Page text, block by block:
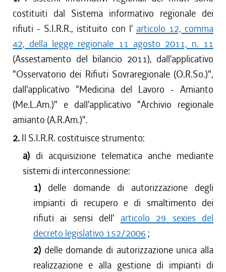
costituiti dal Sistema informativo regionale dei
rifiuti - S.I.R.R., istituito con l' articolo 12, comma
42, della legge regionale 11 agosto 2011, n. 11
(Assestamento del bilancio 2011), dall'applicativo
"Osservatorio dei Rifiuti Sovraregionale (O.R.So.)",
dall'applicativo "Medicina del Lavoro - Amianto
(Me.L.Am.)" e dall'applicativo "Archivio regionale
amianto (A.R.Am.)".
2. Il S.I.R.R. costituisce strumento:
a) di acquisizione telematica anche mediante
sistemi di interconnessione:
1) delle domande di autorizzazione degli
impianti di recupero e di smaltimento dei
rifiuti ai sensi dell' articolo 29 sexies del
decreto legislativo 152/2006 ;
2) delle domande di autorizzazione unica alla
realizzazione e alla gestione di impianti di